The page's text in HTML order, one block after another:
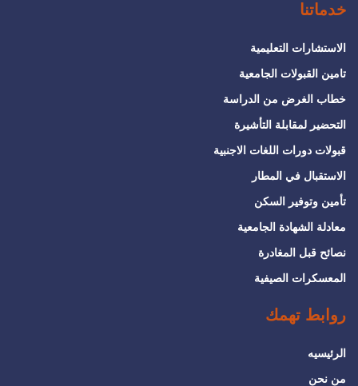
خدماتنا
الاستشارات التعليمية
تامين القبولات الجامعية
خطاب الغرض من الدراسة
التحضير لمقابلة التأشيرة
قبولات دورات اللغات الاجنبية
الاستقبال في المطار
تأمين وتوفير السكن
معادلة الشهادة الجامعية
نصائح قبل المغادرة
المعسكرات الصيفية
روابط تهمك
الرئيسيه
من نحن